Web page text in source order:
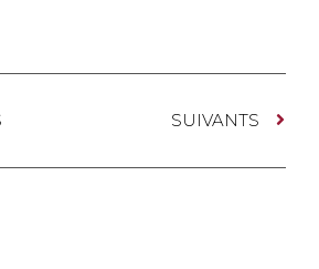
SUIVANTS